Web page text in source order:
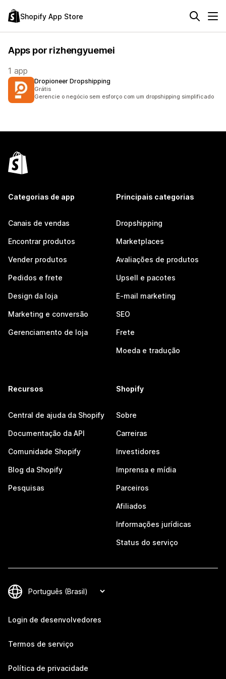
Shopify App Store
Apps por rizhengyuemei
1 app
Dropioneer Dropshipping
Grátis
Gerencie o negócio sem esforço com um dropshipping simplificado
Categorias de app
Canais de vendas
Encontrar produtos
Vender produtos
Pedidos e frete
Design da loja
Marketing e conversão
Gerenciamento de loja
Principais categorias
Dropshipping
Marketplaces
Avaliações de produtos
Upsell e pacotes
E-mail marketing
SEO
Frete
Moeda e tradução
Recursos
Central de ajuda da Shopify
Documentação da API
Comunidade Shopify
Blog da Shopify
Pesquisas
Shopify
Sobre
Carreiras
Investidores
Imprensa e mídia
Parceiros
Afiliados
Informações jurídicas
Status do serviço
Login de desenvolvedores
Termos de serviço
Política de privacidade